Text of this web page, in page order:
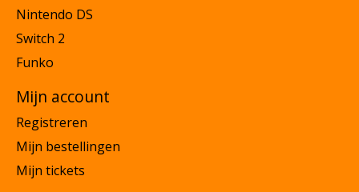
Nintendo DS
Switch 2
Funko
Mijn account
Registreren
Mijn bestellingen
Mijn tickets